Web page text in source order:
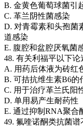
B. 金黄色葡萄球菌引
C. 革兰阴性菌感染
D. 对青霉素和头孢菌
道感染
E. 腹腔和盆腔厌氧菌
48. 有关利福平以下
A. 用药后体液为砖红
B. 可拮抗维生素B6的
C. 用于治疗革兰氏阳
D. 单用易产生耐药性
E. 通过抑制RNA聚合
49. 氟喹诺酮类抗菌谱